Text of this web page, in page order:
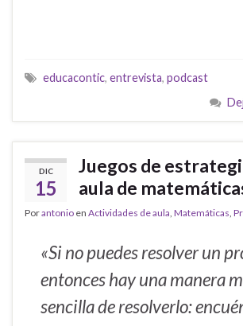
educacontic, entrevista, podcast
DIC
15
Juegos de
aula de
Porantonio en Actividades de aula, Matemáticas,
«Si no puedes resolver un
entonces hay una manera
sencilla de resolverlo: